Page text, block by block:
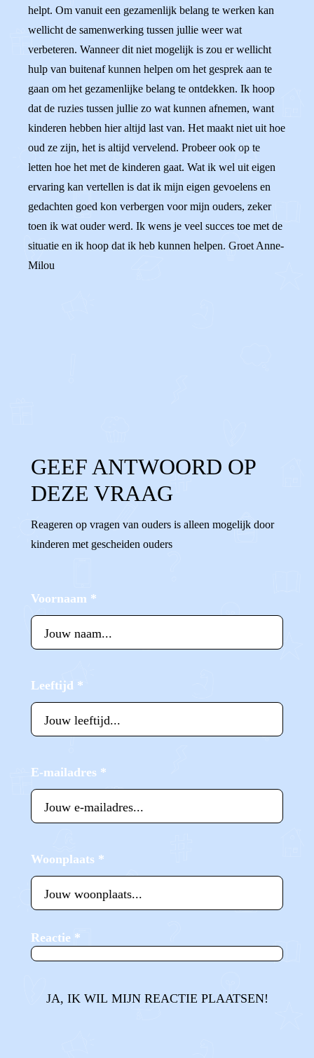
helpt. Om vanuit een gezamenlijk belang te werken kan
wellicht de samenwerking tussen jullie weer wat
verbeteren. Wanneer dit niet mogelijk is zou er wellicht
hulp van buitenaf kunnen helpen om het gesprek aan te
gaan om het gezamenlijke belang te ontdekken. Ik hoop
dat de ruzies tussen jullie zo wat kunnen afnemen, want
kinderen hebben hier altijd last van. Het maakt niet uit hoe
oud ze zijn, het is altijd vervelend. Probeer ook op te
letten hoe het met de kinderen gaat. Wat ik wel uit eigen
ervaring kan vertellen is dat ik mijn eigen gevoelens en
gedachten goed kon verbergen voor mijn ouders, zeker
toen ik wat ouder werd. Ik wens je veel succes toe met de
situatie en ik hoop dat ik heb kunnen helpen. Groet Anne-
Milou
GEEF ANTWOORD OP
DEZE VRAAG
Reageren op vragen van ouders is alleen mogelijk door
kinderen met gescheiden ouders
Voornaam *
Leeftijd *
E-mailadres *
Woonplaats *
Reactie *
JA, IK WIL MIJN REACTIE PLAATSEN!